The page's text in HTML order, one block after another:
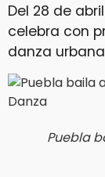
Del 28 de
celebra con
danza
Puebla